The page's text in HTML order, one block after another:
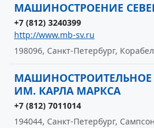
МАШИНОСТРОЕНИЕ
+7 (812) 3240399
http://www.mb-sv.ru
198096, Санкт-Петербург,
ИМ. КАРЛА МАРКСА
+7 (812) 7011014
194044, Санкт-Петербург,